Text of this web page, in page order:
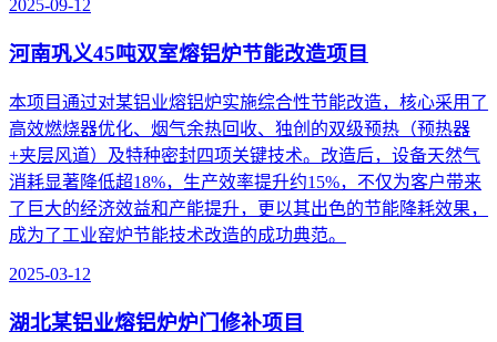
2025-09-12
河南巩义45吨双室熔铝炉节能改造项目
本项目通过对某铝业熔铝炉实施综合性节能改造，核心采用了
高效燃烧器优化、烟气余热回收、独创的双级预热（预热器
+夹层风道）及特种密封四项关键技术。改造后，设备天然气
消耗显著降低超18%，生产效率提升约15%，不仅为客户带来
了巨大的经济效益和产能提升，更以其出色的节能降耗效果，
成为了工业窑炉节能技术改造的成功典范。
2025-03-12
湖北某铝业熔铝炉炉门修补项目